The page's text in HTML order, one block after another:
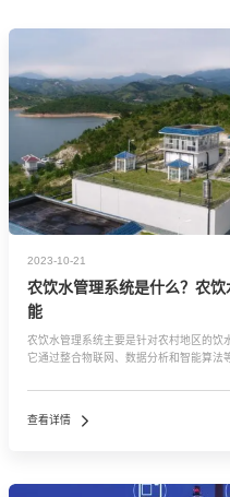
2023-10-21
农饮水管理系统是什么？农
能
农饮水管理系统主要是针对农村地区的饮
它通过整合物联网、数据分析和智能算法
几个主要组成部分构成： 1. 数据采集设备：用于采集农村饮水设施的相关
查看详情